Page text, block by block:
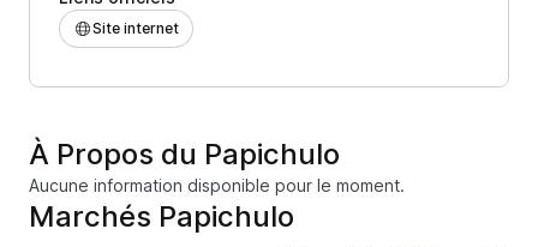
Site internet
À Propos du Papichulo
Aucune information disponible pour le moment.
Marchés Papichulo